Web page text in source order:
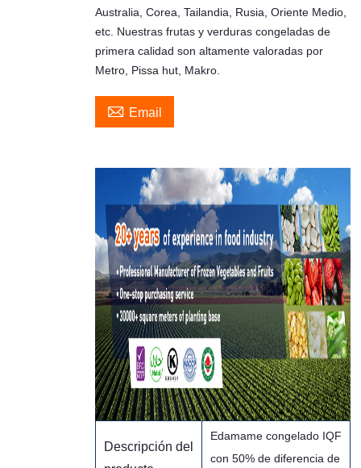
Australia, Corea, Tailandia, Rusia, Oriente Medio,
etc. Nuestras frutas y verduras congeladas de
primera calidad son altamente valoradas por
Metro, Pissa hut, Makro.
 Email
Descripción del
Edamame congelado IQF
con 50% de diferencia de